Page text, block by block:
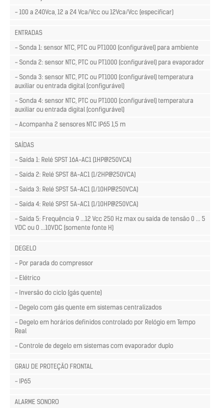
- 100 a 240Vca, 12 a 24 Vca/Vcc ou 12Vca/Vcc (especificar)
ENTRADAS
- Sonda 1: sensor NTC, PTC ou PT1000 (configurável) para ambiente
- Sonda 2: sensor NTC, PTC ou PT1000 (configurável) para evaporador
- Sonda 3: sensor NTC, PTC ou PT1000 (configurável) temperatura
auxiliar ou entrada digital (configurável)
- Sonda 4: sensor NTC, PTC ou PT1000 (configurável) temperatura
auxiliar ou entrada digital (configurável)
- Acompanha 2 sensores NTC IP65 1,5 m
SAÍDAS
- Saída 1: Relé SPST 16A-AC1 (1HP@250VCA)
- Saída 2: Relé SPST 8A-AC1 (1/2HP@250VCA)
- Saída 3: Relé SPST 5A-AC1 (1/10HP@250VCA)
- Saída 4: Relé SPST 5A-AC1 (1/10HP@250VCA)
- Saída 5: Frequência 9 ...12 Vcc 250 Hz max ou saída de tensão 0 ... 5
VDC ou 0 ...10VDC (somente fonte H)
DEGELO
- Por parada do compressor
- Elétrico
- Inversão do ciclo (gás quente)
- Degelo com gás quente em sistemas centralizados
- Degelo em horários definidos controlado por Relógio em Tempo
Real
- Controle de degelo em sistemas com evaporador duplo
GRAU DE PROTEÇÃO FRONTAL
- IP65
ALARME SONORO